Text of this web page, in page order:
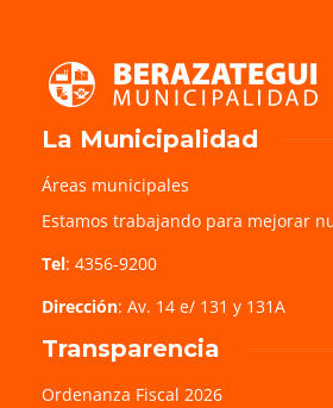
La Municipalidad
Áreas municipales
Estamos trabajando para mejorar
Tel: 4356-9200
Dirección: Av. 14 e/ 131 y 131A
Transparencia
Ordenanza Fiscal 2026